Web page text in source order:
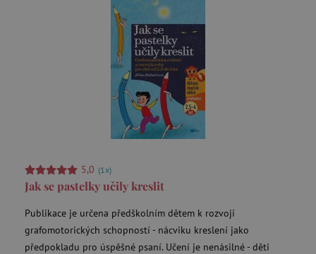
5,0 (1x)
Jak se pastelky učily kreslit
Publikace je určena předškolním dětem k rozvoji
grafomotorických schopností - nácviku kreslení jako
předpokladu pro úspěšné psaní. Učení je nenásilné - děti